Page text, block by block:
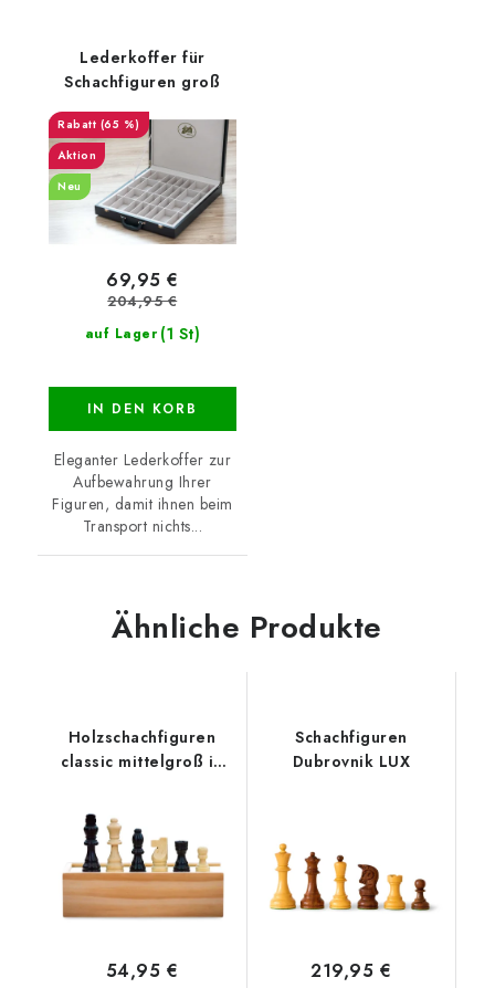
Lederkoffer für
Schachfiguren groß
(65 %)
Aktion
Neu
auf Lager (1 St)
69,95 €
204,95 €
IN DEN KORB
Eleganter Lederkoffer zur
Aufbewahrung Ihrer
Figuren, damit ihnen beim
Transport nichts...
Ähnliche Produkte
Holzschachfiguren
classic mittelgroß in
54,95 €
Schachfiguren
Dubrovnik LUX
219,95 €